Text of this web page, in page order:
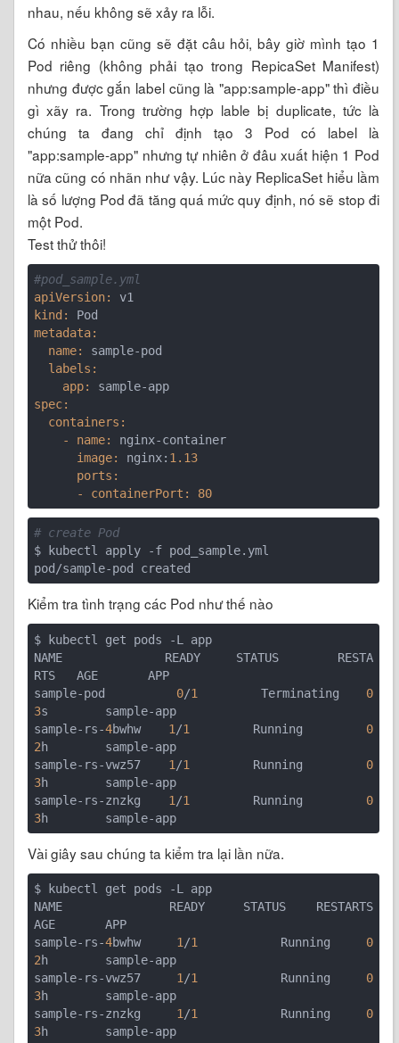
nhau, nếu không sẽ xảy ra lỗi.
Có nhiều bạn cũng sẽ đặt câu hỏi, bây giờ mình tạo 1
Pod riêng (không phải tạo trong RepicaSet Manifest)
nhưng được gắn label cũng là "app:sample-app" thì điều
gì xãy ra. Trong trường hợp lable bị duplicate, tức là
chúng ta đang chỉ định tạo 3 Pod có label là
"app:sample-app" nhưng tự nhiên ở đâu xuất hiện 1 Pod
nữa cũng có nhãn như vậy. Lúc này ReplicaSet hiểu lầm
là số lượng Pod đã tăng quá mức quy định, nó sẽ stop đi
một Pod.
Test thử thôi!
#pod_sample.yml
apiVersion:
kind:
metadata:
  name:
  labels:
    app:
spec:
  containers:
    - name:
      image:
nginx: 1.13
      ports:
      - containerPort:
80
# create Pod
$ kubectl apply -f pod_sample.yml
Kiểm tra tình trạng các Pod như thế nào
$ kubectl get pods -L app
NAME              READY     STATUS        RESTA
RTS   AGE       APP
sample-pod 0/1
       Terminating
0
3s        sample-app
sample-rs-4bwhw 1 /1
       Running
0
2h        sample-app
sample-rs-vwz57 1 /1
       Running
0
3h        sample-app
sample-rs-znzkg 1 /1
       Running
0
3
Vài giây sau chúng ta kiểm tra lại lần nữa.
$ kubectl get pods -L app
NAME              READY     STATUS    RESTARTS
AGE       APP
sample-rs-4bwhw 1 /1
       Running
0
2h        sample-app
sample-rs-vwz57 1 /1
       Running
0
3h        sample-app
sample-rs-znzkg 1 /1
       Running
0
3